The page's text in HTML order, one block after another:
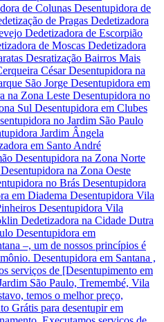
de Colunas Desentupidora de
de Pragas Dedetizadora
Dedetizadora de Escorpião
de Moscas Dedetizadora
Desratização Bairros Mais
César Desentupidora na
São Jorge Desentupidora em
na Zona Leste Desentupidora no
Sul Desentupidora em Clubes
no Jardim São Paulo
Jardim Ângela
em Santo André
Desentupidora na Zona Norte
na Zona Oeste
no Brás Desentupidora
em Diadema Desentupidora Vila
Desentupidora Vila
Dedetizadora na Cidade Dutra
Desentupidora em
–, um de nossos princípios é
Desentupidora em Santana ,
serviços de [Desentupimento em
São Paulo, Tremembé, Vila
temos o melhor preço,
Grátis para desentupir em